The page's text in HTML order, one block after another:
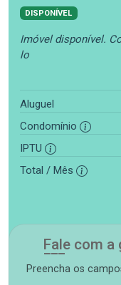
DISPONÍVEL
Imóvel disponível.
lo
Aluguel
Condomínio
IPTU
Total / Mês
Fale com a
Preencha os